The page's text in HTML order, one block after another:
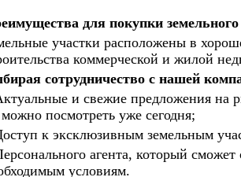
для покупки земельного
участки расположены в
коммерческой и жилой
сотрудничество с нашей
и свежие предложения на
посмотреть уже сегодня;
к эксклюзивным земельным
агента, который
условиям.